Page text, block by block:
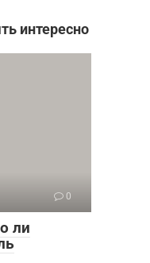
интересно
0
ли